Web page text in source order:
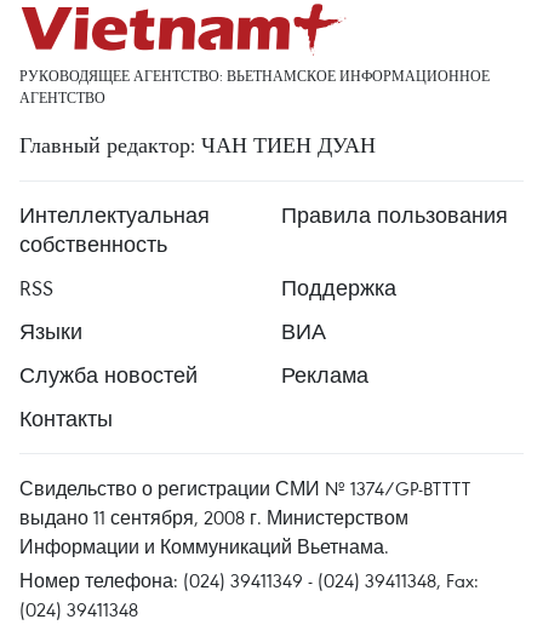
РУКОВОДЯЩЕЕ АГЕНТСТВО: ВЬЕТНАМСКОЕ ИНФОРМАЦИОННОЕ
АГЕНТСТВО
Главный редактор: ЧАН ТИЕН ДУАН
Интеллектуальная
собственность
Правила пользования
RSS
Поддержка
Языки
ВИА
Служба новостей
Реклама
Контакты
Свидельство о регистрации СМИ № 1374/GP-BTTTT
выдано 11 сентября, 2008 г. Министерством
Информации и Коммуникаций Вьетнама.
Номер телефона: (024) 39411349 - (024) 39411348, Fax:
(024) 39411348